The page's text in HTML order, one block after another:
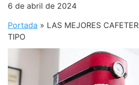
6 de abril de 2024
Portada » LAS MEJORES
TIPO